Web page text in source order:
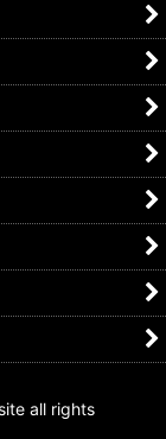
all rights